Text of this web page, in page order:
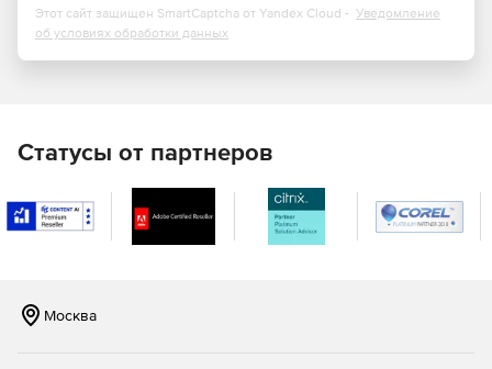
Выполнение операции восстановления без
необходимости перезапуска своих контроллеров
Позволяет создавать резервные копии всех объектов
Exchange (локальных и Exchange Online), таких как
электронные письма, записи календаря, контакты,
журналы, заметки, сообщения и задачи.
Этот сайт защищен SmartCaptcha от Yandex Cloud - Уведомление
об условиях обработки данных
Статусы от партнеров
Москва